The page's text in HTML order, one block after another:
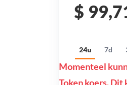
$
24u 7d
Momenteel
Token koers.